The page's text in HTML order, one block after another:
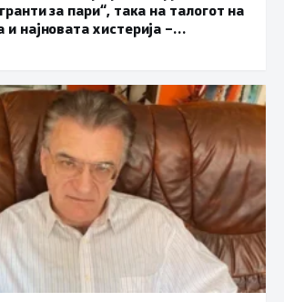
за пари“, така на талогот на
најновата хистерија –
француски предлог